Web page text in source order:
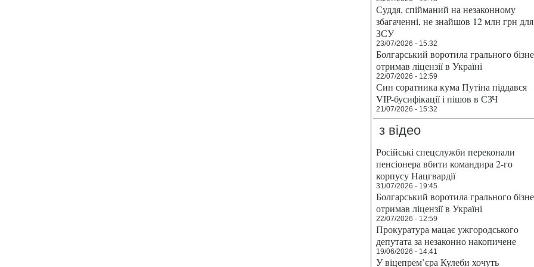
Суддя, спійманий на незаконному
збагаченні, не знайшов 12 млн грн для
ЗСУ
23/07/2026 - 15:32
Болгарський воротила грального
отримав ліцензії в Україні
22/07/2026 - 12:59
Син соратника кума Путіна піддався
VIP-бусифікації і пішов в СЗЧ
21/07/2026 - 15:32
з відео
Російські спецслужби переконали
пенсіонера вбити командира 2-го
корпусу Нацгвардії
31/07/2026 - 19:45
Болгарський воротила грального
отримав ліцензії в Україні
22/07/2026 - 12:59
Прокуратура мацає ужгородського
депутата за незаконно накопичене
19/06/2026 - 14:41
У віцепрем’єра Кулеби хочуть